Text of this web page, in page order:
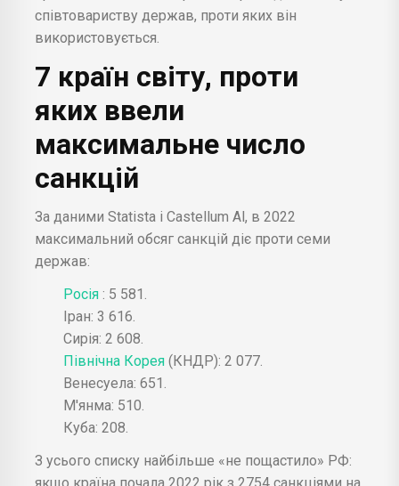
співтовариству держав, проти яких він
використовується.
7 країн світу, проти
яких ввели
максимальне число
санкцій
За даними Statista і Castellum Al, в 2022
максимальний обсяг санкцій діє проти семи
держав:
Росія : 5 581.
Іран: 3 616.
Сирія: 2 608.
Північна Корея (КНДР): 2 077.
Венесуела: 651.
М'янма: 510.
Куба: 208.
З усього списку найбільше «не пощастило» РФ: